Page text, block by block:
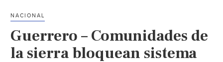
y
del
NACIONAL
Guerrero – Comunidades de
la sierra bloquean sistema